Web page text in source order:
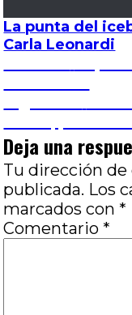
La punta del
Carla Leonardi
Navegación
de
entradas
Deja una
Tu dirección de
publicada. Los
marcados con *
Comentario *